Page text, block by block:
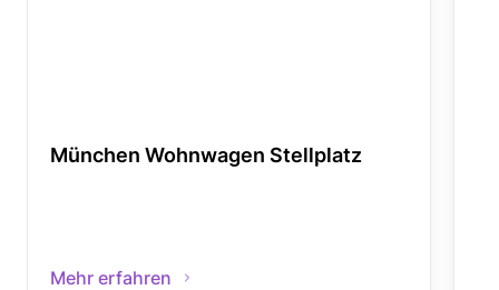
München Wohnwagen Stellplatz
Mehr erfahren